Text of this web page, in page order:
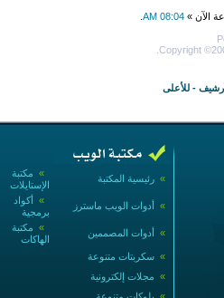
الآن » 08:04 AM
Copyright
- للأعلى
» مكتبة
الإستايلات
» رئيسية المكتبة
» أكواد
برمجية
» أدوات الويب ماسترز
» مكتبة
الهاكات
» أدوات المصممين
» سكربتات متنوعة
» مجلات إلكترونية